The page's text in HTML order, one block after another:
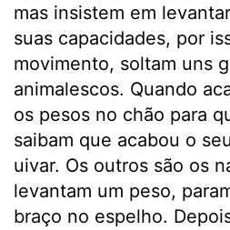
mas insistem em
suas capacidades, por
movimento, soltam uns
animalescos. Quando
os pesos no chão para
saibam que acabou o seu
uivar. Os outros são os
levantam um peso,
braço no espelho.